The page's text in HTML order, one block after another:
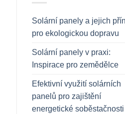
Solární panely a jejich
pro ekologickou dopravu
Solární panely v praxi:
Inspirace pro zemědělce
Efektivní využití solárních
panelů pro zajištění
energetické soběstačnosti